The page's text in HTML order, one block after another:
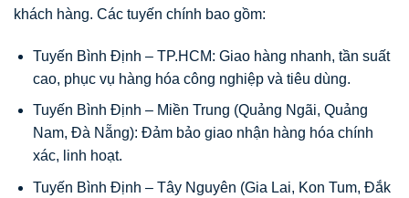
khách hàng. Các tuyến chính bao gồm:
Tuyến Bình Định – TP.HCM: Giao hàng nhanh, tần suất
cao, phục vụ hàng hóa công nghiệp và tiêu dùng.
Tuyến Bình Định – Miền Trung (Quảng Ngãi, Quảng
Nam, Đà Nẵng): Đảm bảo giao nhận hàng hóa chính
xác, linh hoạt.
Tuyến Bình Định – Tây Nguyên (Gia Lai, Kon Tum, Đắk